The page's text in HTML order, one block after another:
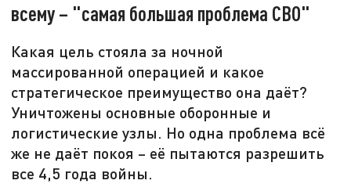
всему – "самая большая проблема СВО"
Какая цель стояла за ночной
массированной операцией и какое
стратегическое преимущество она даёт?
Уничтожены основные оборонные и
логистические узлы. Но одна проблема всё
же не даёт покоя – её пытаются разрешить
все 4,5 года войны.